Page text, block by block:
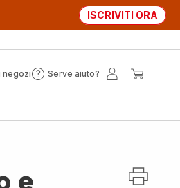
ISCRIVITI ORA
negozi Serve aiuto?
Serve
e